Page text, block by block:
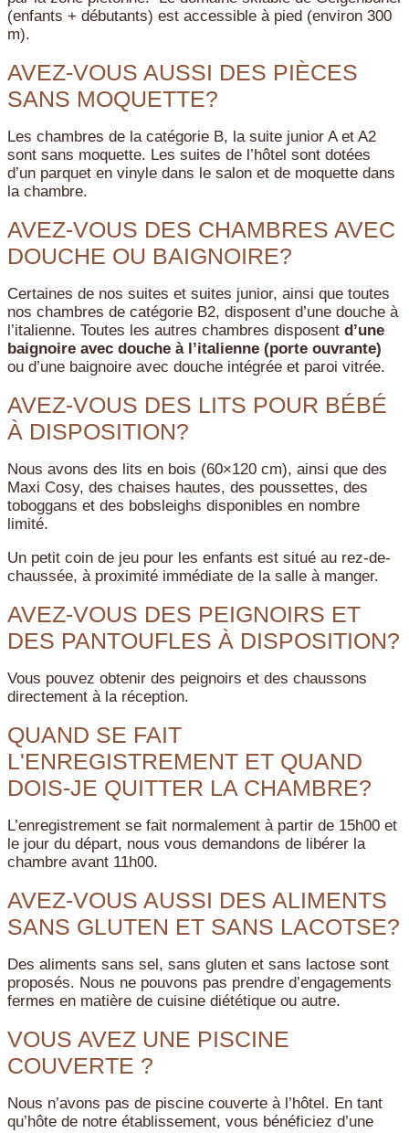
(enfants + débutants) est accessible à pied (environ 300
m).
AVEZ-VOUS AUSSI DES PIÈCES
SANS MOQUETTE?
Les chambres de la catégorie B, la suite junior A et A2
sont sans moquette. Les suites de l’hôtel sont dotées
d’un parquet en vinyle dans le salon et de moquette dans
la chambre.
AVEZ-VOUS DES CHAMBRES AVEC
DOUCHE OU BAIGNOIRE?
Certaines de nos suites et suites junior, ainsi que toutes
nos chambres de catégorie B2, disposent d’une douche à
l’italienne. Toutes les autres chambres disposent d’une
baignoire avec douche à l’italienne (porte ouvrante)
ou d’une baignoire avec douche intégrée et paroi vitrée.
AVEZ-VOUS DES LITS POUR BÉBÉ
À DISPOSITION?
Nous avons des lits en bois (60×120 cm), ainsi que des
Maxi Cosy, des chaises hautes, des poussettes, des
toboggans et des bobsleighs disponibles en nombre
limité.
Un petit coin de jeu pour les enfants est situé au rez-de-
chaussée, à proximité immédiate de la salle à manger.
AVEZ-VOUS DES PEIGNOIRS ET
DES PANTOUFLES À DISPOSITION?
Vous pouvez obtenir des peignoirs et des chaussons
directement à la réception.
QUAND SE FAIT
L'ENREGISTREMENT ET QUAND
DOIS-JE QUITTER LA CHAMBRE?
L’enregistrement se fait normalement à partir de 15h00 et
le jour du départ, nous vous demandons de libérer la
chambre avant 11h00.
AVEZ-VOUS AUSSI DES ALIMENTS
SANS GLUTEN ET SANS LACOTSE?
Des aliments sans sel, sans gluten et sans lactose sont
proposés. Nous ne pouvons pas prendre d’engagements
fermes en matière de cuisine diététique ou autre.
VOUS AVEZ UNE PISCINE
COUVERTE ?
Nous n’avons pas de piscine couverte à l’hôtel. En tant
qu’hôte de notre établissement, vous bénéficiez d’une